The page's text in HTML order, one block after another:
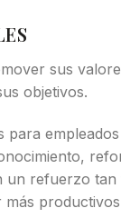
sus
objetivos.
un refuerzo